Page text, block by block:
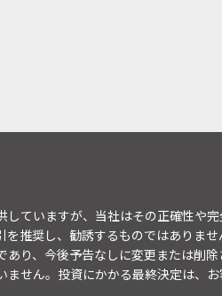
ていますが、当社はその正確性や
推奨し、勧誘するものではありませ
り、今後予告なしに変更または削
せん。投資にかかる最終決定は、